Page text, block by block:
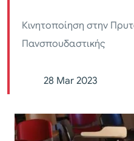
Κινητοποίηση στην
Πανσπουδαστικής
28 Mar 2023